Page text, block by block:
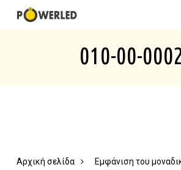
010-00-
Εμφάνιση του
Αρχική σελίδα